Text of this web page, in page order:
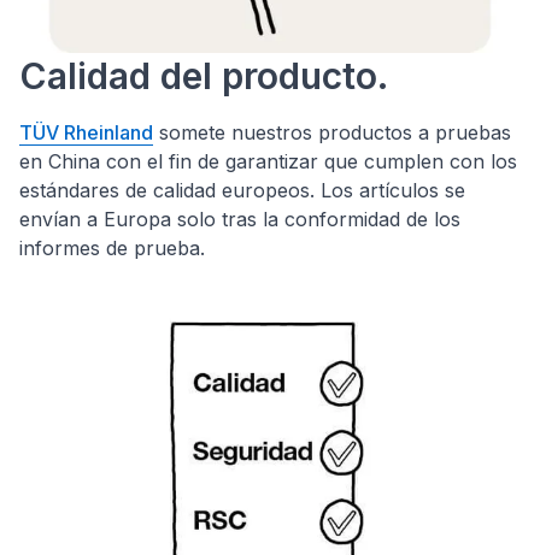
Calidad del producto.
TÜV Rheinland somete nuestros productos a pruebas
en China con el fin de garantizar que cumplen con los
estándares de calidad europeos. Los artículos se
envían a Europa solo tras la conformidad de los
informes de prueba.